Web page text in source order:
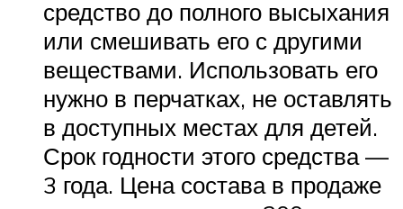
средство до полного высыхания
или смешивать его с другими
веществами. Использовать его
нужно в перчатках, не оставлять
в доступных местах для детей.
Срок годности этого средства —
3 года. Цена состава в продаже